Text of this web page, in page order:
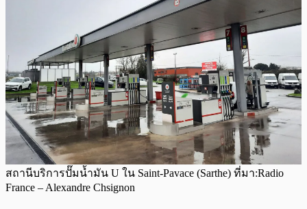
สถานีบริการปั๊มน้ำมัน U ใน Saint-Pavace (Sarthe) ที่มา:Radio
France – Alexandre Chsignon